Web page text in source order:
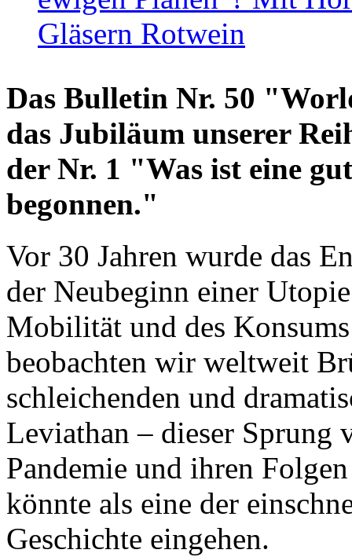
Gläsern Rotwein
Das Bulletin Nr. 50
das Jubiläum unserer
der Nr. 1 "Was ist eine
begonnen."
Vor 30 Jahren wurde das
der Neubeginn einer
Mobilität und des
beobachten wir weltweit
schleichenden und
Leviathan – dieser Sprung
Pandemie und ihren
könnte als eine der
Geschichte eingehen.